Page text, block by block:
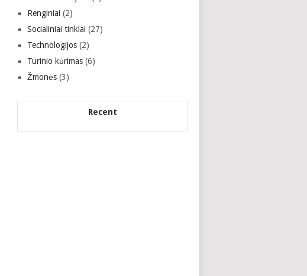
Renginiai (2)
Socialiniai tinklai (27)
Technologijos (2)
Turinio kūrimas (6)
Žmonės (3)
Recent